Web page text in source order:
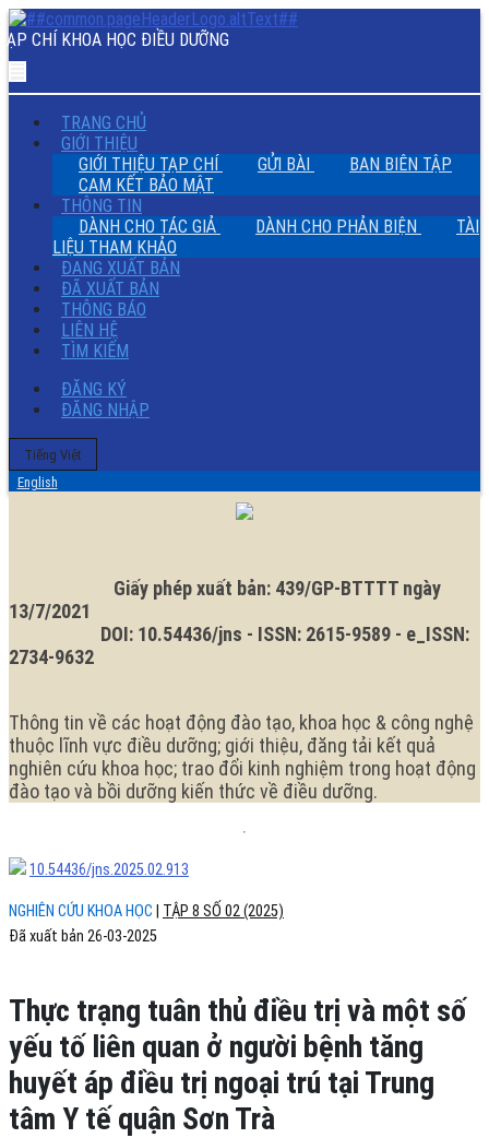
Thực
trạng
tuân
thủ
điều
quan
người
bệnh
tăng
điều
trị
ngoại
trú
tại
quận
Sơn
CHÍ KHOA HỌC ĐIỀU DƯỠNG
TRANG CHỦ
GIỚI THIỆU
GIỚI THIỆU TẠP CHÍ
GỬI BÀI
BAN BIÊN TẬP
CAM KẾT BẢO MẬT
THÔNG TIN
DÀNH CHO TÁC GIẢ
DÀNH CHO PHẢN BIỆN
TÀI
LIỆU THAM KHẢO
ĐANG XUẤT BẢN
ĐÃ XUẤT BẢN
THÔNG BÁO
LIÊN HỆ
TÌM KIẾM
ĐĂNG KÝ
ĐĂNG NHẬP
Thay
đổi
ngôn
Tiếng Việt
English
Giấy phép xuất bản: 439/GP-BTTTT ngày
13/7/2021
DOI: 10.54436/jns - ISSN: 2615-9589 - e_ISSN:
2734-9632
Thông tin về các hoạt động đào tạo, khoa học & công nghệ
thuộc lĩnh vực điều dưỡng; giới thiệu, đăng tải kết quả
nghiên cứu khoa học; trao đổi kinh nghiệm trong hoạt động
đào tạo và bồi dưỡng kiến thức về điều dưỡng.
NGHIÊN CỨU KHOA HỌC TẬP 8 SỐ 02 (2025)
Thực trạng tuân thủ điều trị và một số
yếu tố liên quan ở người bệnh tăng
huyết áp điều trị ngoại trú tại Trung
tâm Y tế quận Sơn Trà
10.54436/jns.2025.02.913
Đã xuất bản 26-03-2025